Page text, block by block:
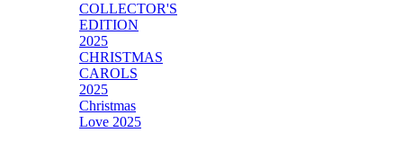
COLLECTOR'S
EDITION
2025
CHRISTMAS
CAROLS
2025
Christmas
Love 2025